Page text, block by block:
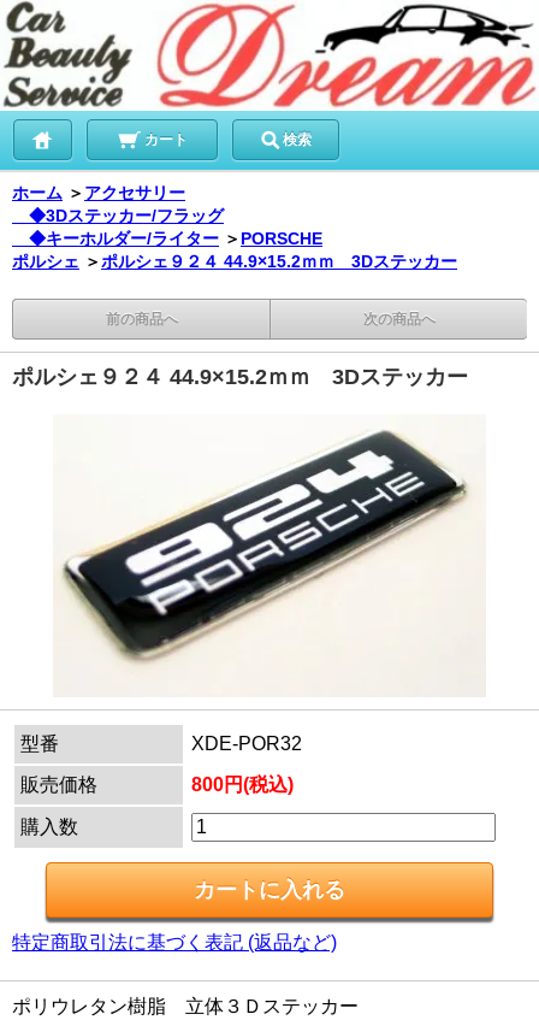
カート 検索
ホーム ＞ アクセサリー
◆3Dステッカー/フラッグ
◆キーホルダー/ライター ＞ PORSCHE
ポルシェ ＞ポルシェ９２４ 44.9×15.2ｍｍ 3Dステッカー
前の商品へ 次の商品へ
ポルシェ９２４ 44.9×15.2ｍｍ 3Dステッカー
型番
XDE-POR32
販売価格
800円(税込)
購入数
特定商取引法に基づく表記 (返品など)
ポリウレタン樹脂 立体３Ｄステッカー